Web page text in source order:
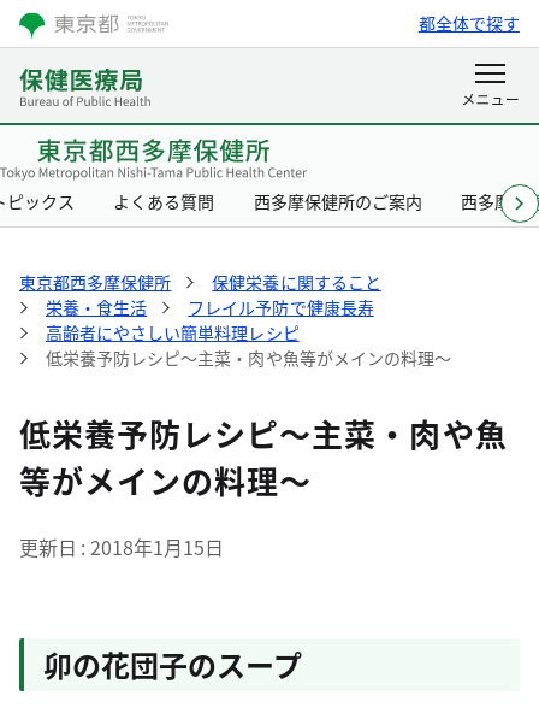
都全体で探す
ピックス よくある質問 西多摩保健所のご案内 西多摩保
東京都西多摩保健所
保健栄養に関すること
栄養・食生活
フレイル予防で健康長寿
高齢者にやさしい簡単料理レシピ
低栄養予防レシピ～主菜・肉や魚等がメインの料理～
低栄養予防レシピ～主菜・肉や魚
等がメインの料理～
更新日 2018年1月15日
卯の花団子のスープ